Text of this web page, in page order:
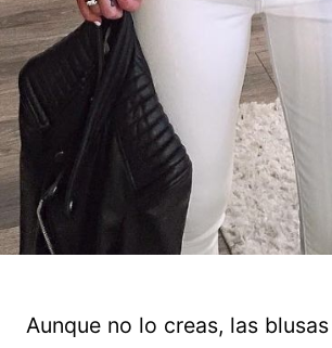
Aunque no lo creas, las